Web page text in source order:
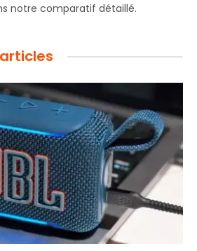
notre comparatif détaillé.